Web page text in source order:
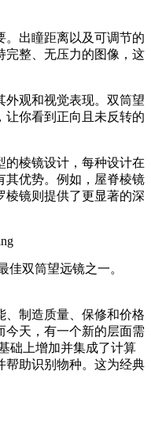
。出瞳距离以及可调节的
完整、无压力的图像，这
外观和视觉表现。双筒望
让你看到正向且未反转的
的棱镜设计，每种设计在
其优势。例如，屋脊棱镜
棱镜则提供了更显著的深
佳双筒望远镜之一。
、制造质量、保修和价格
今天，有一个新的层面需
础上增加并集成了计算
帮助识别物种。这为经典